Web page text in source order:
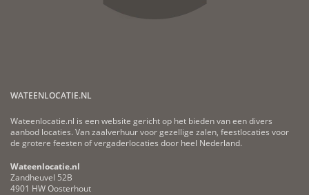
WATEENLOCATIE.NL
Wateenlocatie.nl is een website gericht op het bieden van een divers
aanbod locaties. Van zaalverhuur voor gezellige zalen, feestlocaties voor
de grotere feesten of vergaderlocaties door heel Nederland.
Wateenlocatie.nl
Zandheuvel 52B
4901 HW Oosterhout